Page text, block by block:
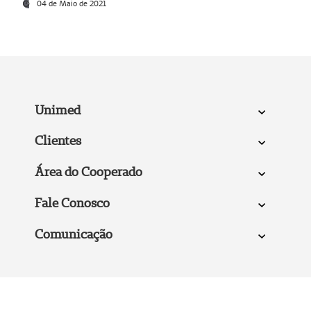
04 de Maio de 2021
Unimed
Clientes
Área do Cooperado
Fale Conosco
Comunicação